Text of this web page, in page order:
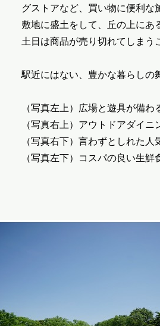
グストアなど、買い物に便利な
敷地に盛土をして、丘の上にあ
土日は商品が売り切れてしまう
駅近にはない、豊かな暮らしの
（写真左上）広場と遊具が備わ
（写真右上）アウトドアダイニ
（写真右下）言わずとしれた人
（写真左下）コスパの良い生鮮